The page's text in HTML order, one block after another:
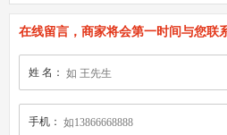
在线留言，商家将会第一时间与您联
姓 名：
手机：